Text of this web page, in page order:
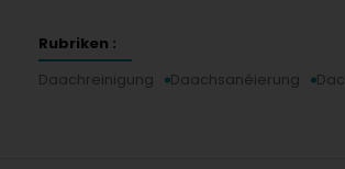
Rubriken :
Daachreinigung
Daachsanéierung